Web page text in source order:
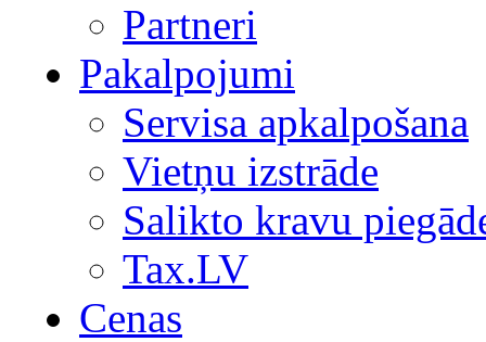
Partneri
Pakalpojumi
Servisa apkalpošana
Vietņu izstrāde
Salikto kravu
Tax.LV
Cenas